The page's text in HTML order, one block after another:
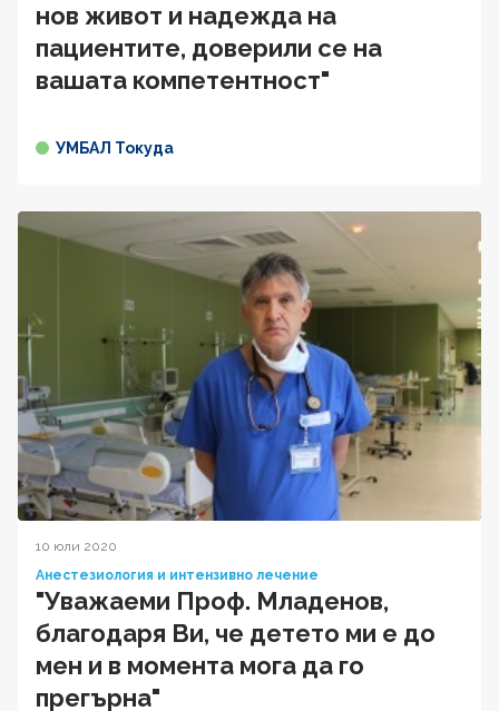
нов живот и надежда на
пациентите, доверили се на
вашата компетентност"
УМБАЛ Токуда
10 юли 2020
Анестезиология и интензивно лечение
"Уважаеми Проф. Младенов,
благодаря Ви, че детето ми е до
мен и в момента мога да го
прегърна"